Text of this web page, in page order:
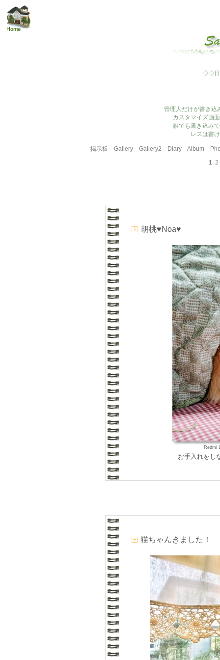
◇◇日
管理人だけが書き込
カスタマイズ画
誰でも書き込み
レスは書
掲示板 Gallery Gallery2 Diary Album
1 2
胡桃♥Noa♥
Redmi
お手入れをし
猫ちゃんきました！